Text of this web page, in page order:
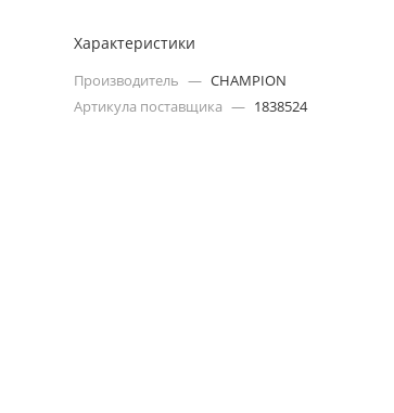
Характеристики
Производитель — CHAMPION
Артикула поставщика — 1838524